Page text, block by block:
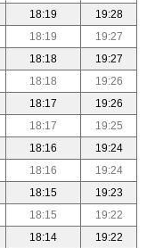
18:19
19:28
18:19
19:27
18:18
19:27
18:18
19:26
18:17
19:26
18:17
19:25
18:16
19:24
18:16
19:24
18:15
19:23
18:15
19:22
18:14
19:22